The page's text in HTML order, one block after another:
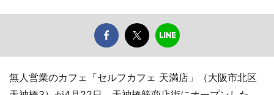
無人営業のカフェ「セルフカフェ 天満店」（大阪市北区